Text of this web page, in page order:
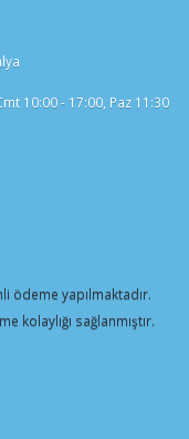
10:00 - 17:00, Paz 11:30
ödeme yapılmaktadır.
kolaylığı sağlanmıştır.